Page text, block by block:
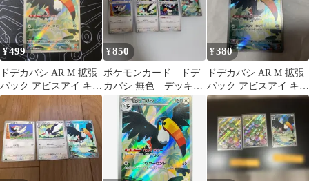
¥499
ドデカバシ AR M 拡張
パック アビスアイ キラ
092/081
¥850
ポケモンカード ドデ
カバシ 無色 デッキパ
ーツ アビスアイ
092/081
¥380
ドデカバシ AR M 拡張
パック アビスアイ キラ
092/081